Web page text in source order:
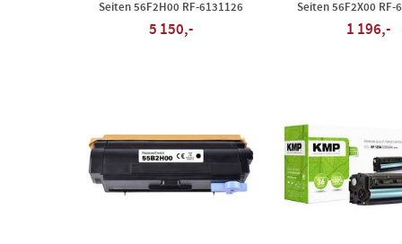
Seiten 56F2H00 RF-6131126
5 150,-
Seiten 56F2X00 RF-
1 196,-